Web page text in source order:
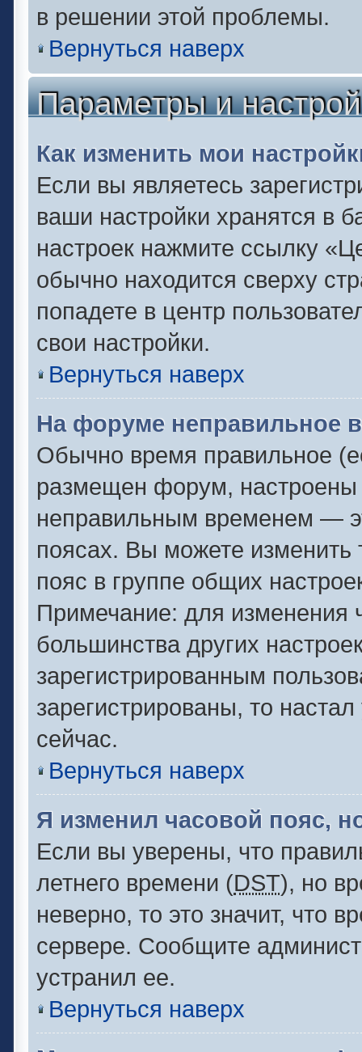
в решении этой проблемы.
Вернуться наверх
Параметры и
Как изменить мои
Если вы являетесь
ваши настройки хранятся в
настроек нажмите ссылку
обычно находится сверху
попадете в центр
свои настройки.
Вернуться наверх
На форуме неправильное
Обычно время правильное
размещен форум, настроены
неправильным временем —
поясах. Вы можете изменить
пояс в группе общих
Примечание: для изменения
большинства других
зарегистрированным
зарегистрированы, то
сейчас.
Вернуться наверх
Я изменил часовой пояс,
Если вы уверены, что
летнего времени (DST), но
неверно, то это значит, что
сервере. Сообщите
устранил ее.
Вернуться наверх